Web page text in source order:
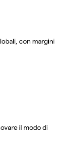
con margini
il modo di